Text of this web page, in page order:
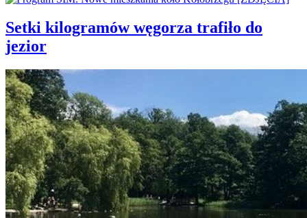
Setki kilogramów węgorza trafiło do
jezior